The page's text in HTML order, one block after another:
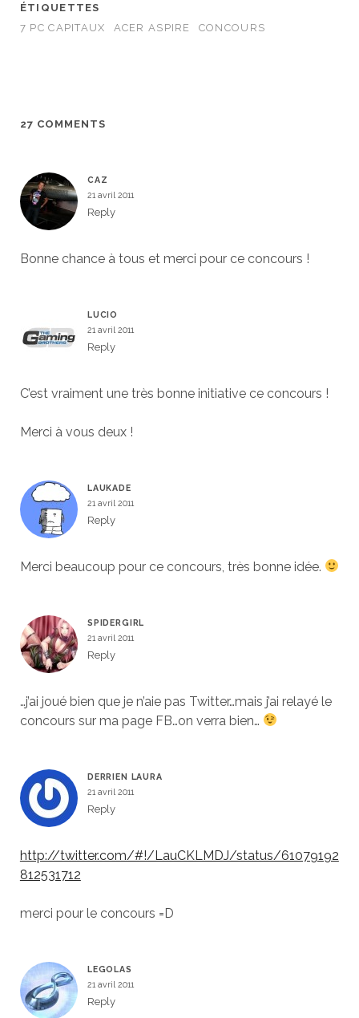
ÉTIQUETTES
7 PC CAPITAUX
ACER ASPIRE CONCOURS
27 COMMENTS
CAZ
21 avril 2011
Reply
Bonne chance à tous et merci pour ce concours !
LUCIO
21 avril 2011
Reply
C’est vraiment une très bonne initiative ce concours !
Merci à vous deux !
LAUKADE
21 avril 2011
Reply
Merci beaucoup pour ce concours, très bonne idée.
SPIDERGIRL
21 avril 2011
Reply
…j’ai joué bien que je n’aie pas Twitter…mais j’ai relayé le
concours sur ma page FB…on verra bien…
DERRIEN LAURA
21 avril 2011
Reply
http://twitter.com/#!/LauCKLMDJ/status/61079192
812531712
merci pour le concours =D
LEGOLAS
21 avril 2011
Reply